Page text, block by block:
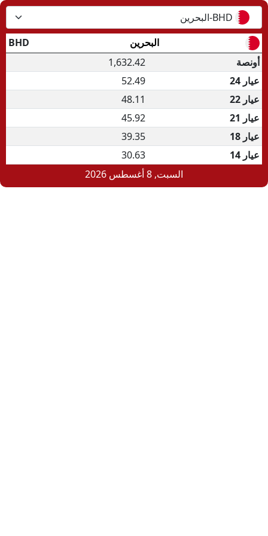
BHD-البحرين
البحرين
BHD
.د.ب
أونصة
1,632.42
عيار 24
52.49
عيار 22
48.11
عيار 21
45.92
عيار 18
39.35
عيار 14
30.63
السبت, 8 أغسطس 2026